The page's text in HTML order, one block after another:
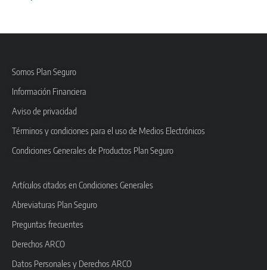
Somos Plan Seguro
Información Financiera
Aviso de privacidad
Términos y condiciones para el uso de Medios Electrónicos
Condiciones Generales de Productos Plan Seguro
Artículos citados en Condiciones Generales
Abreviaturas Plan Seguro
Preguntas frecuentes
Derechos ARCO
Datos Personales y Derechos ARCO